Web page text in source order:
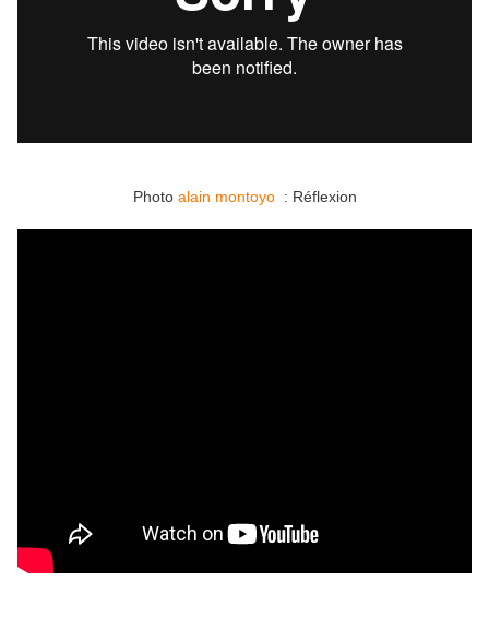
Photo alain montoyo: Réflexion